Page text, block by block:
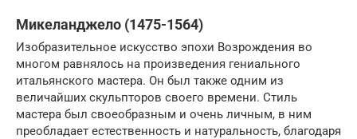
Микеланджело (1475-1564)
Изобразительное искусство эпохи Возрождения во
многом равнялось на произведения гениального
итальянского мастера. Он был также одним из
величайших скульпторов своего времени. Стиль
мастера был своеобразным и очень личным, в ним
преобладает естественность и натуральность, благодаря